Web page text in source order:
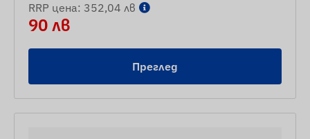
RRP цена: 352,04 лв
90 лв
Преглед